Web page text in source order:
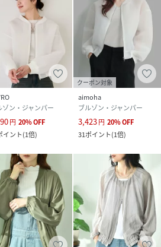
02-09 NT4572
ゾン・ジャンパー
円 20%OFF
イント(1倍)
クーポン対象
aimoha
ブルゾン・ジャンパー
3,423円 20%OFF
31ポイント(1倍)